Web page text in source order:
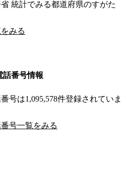
統計でみる都道府県のすがた
みる
話番号情報
号は1,095,578件登録されていま
号一覧をみる